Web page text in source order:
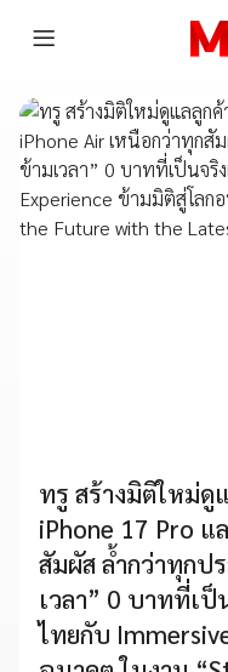
ทรู สร้างมิติใหม่ดู
iPhone 17 Pro แ
สัมผัส ล้ำกว่าทุกป
เวลา” 0 บาทที่เ
ไทยกับ